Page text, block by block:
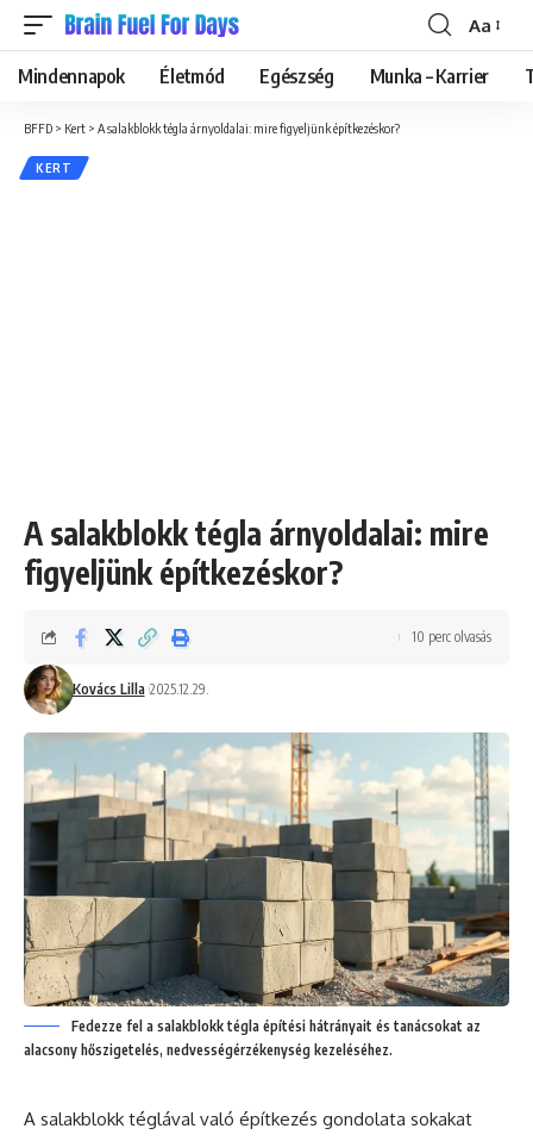
Font
Resizer
Aa
Mindennapok Életmód Egészség Munka – Karrier
BFFD > Kert > A salakblokk tégla árnyoldalai: mire figyeljünk építkezéskor?
KERT
A salakblokk tégla árnyoldalai: mire
figyeljünk építkezéskor?
Kovács Lilla 2025.12.29.
10 perc olvasás
Fedezze fel a salakblokk tégla építési hátrányait és tanácsokat az
alacsony hőszigetelés, nedvességérzékenység kezeléséhez.
A salakblokk téglával való építkezés gondolata sokakat